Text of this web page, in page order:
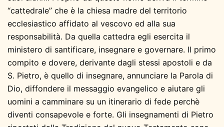
“cattedrale” che è la chiesa madre del territorio
ecclesiastico affidato al vescovo ed alla sua
responsabilità. Da quella cattedra egli esercita il
ministero di santificare, insegnare e governare. Il primo
compito e dovere, derivante dagli stessi apostoli e da
S. Pietro, è quello di insegnare, annunciare la Parola di
Dio, diffondere il messaggio evangelico e aiutare gli
uomini a camminare su un itinerario di fede perchè
diventi consapevole e forte. Gli insegnamenti di Pietro